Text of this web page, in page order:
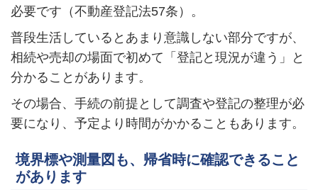
必要です（不動産登記法57条）。
普段生活しているとあまり意識しない部分ですが、
相続や売却の場面で初めて「登記と現況が違う」と
分かることがあります。
その場合、手続の前提として調査や登記の整理が必
要になり、予定より時間がかかることもあります。
境界標や測量図も、帰省時に確認できること
があります